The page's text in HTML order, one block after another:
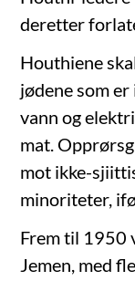
deretter
Houthiene
jødene som
vann og
mat.
mot ikke-
minoriteter,
Frem til 1950
Jemen, med